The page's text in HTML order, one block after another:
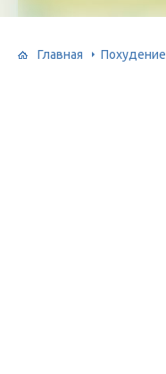
Главная Похудение